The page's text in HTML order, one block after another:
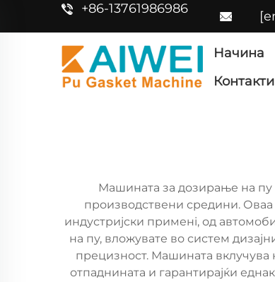
+86-13761986986
Начина
Машината за дозирање на
производствени средини.
индустријски применi, од
на пу, вложувате во систем
прецизност. Машината вклучува
отпаднината и гарантирајќи